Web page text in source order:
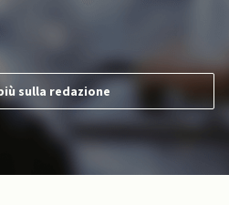
sulla redazione